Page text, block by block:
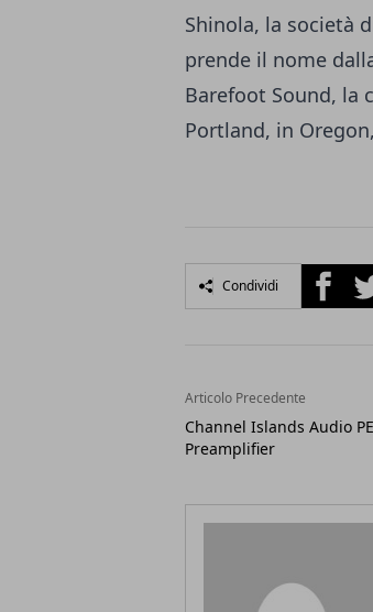
Shinola, la società
prende il nome
Barefoot Sound, la
Portland, in
Condividi
Articolo Precedente
Channel Islands Audio
Preamplifier